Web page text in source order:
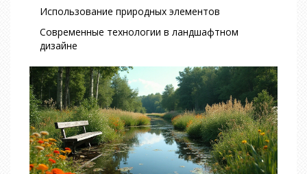
Использование природных элементов
Современные технологии в ландшафтном
дизайне